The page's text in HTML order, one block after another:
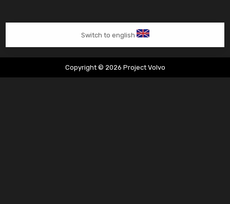
Switch to english
Copyright © 2026 Project Volvo